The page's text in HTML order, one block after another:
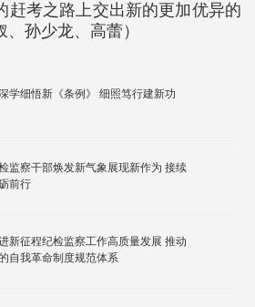
赶考之路上交出新的更加优异的
孙少龙、高蕾）
学细悟新《条例》 细照笃行建新功
监察干部焕发新气象展现新作为 接续
前行
新征程纪检监察工作高质量发展 推动
自我革命制度规范体系